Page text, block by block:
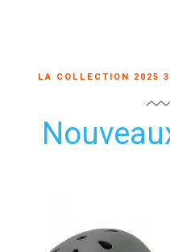
LA COLLECTION 2025